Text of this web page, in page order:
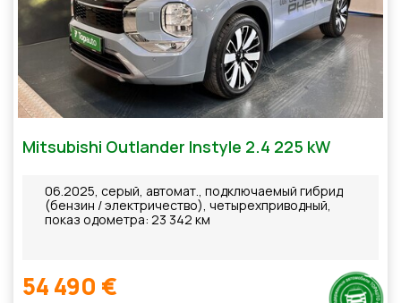
Mitsubishi Outlander Instyle 2.4 225 kW
06.2025, серый, автомат., подключаемый гибрид
(бензин / электричество), четырехприводный,
показ одометра: 23 342 км
54 490 €